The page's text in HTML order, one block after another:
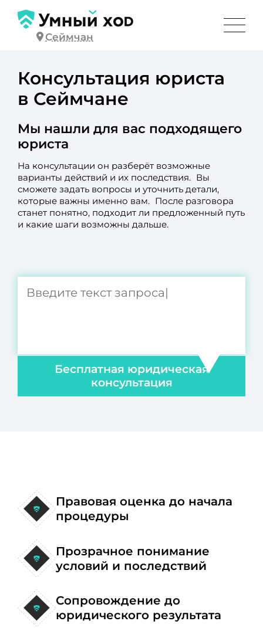
Сеймчан
Консультация юриста
в Сеймчане
Мы нашли для вас подходящего
юриста
На консультации он разберёт возможные
варианты действий и их последствия. Вы
сможете задать вопросы и уточнить детали,
которые важны именно вам. После разговора
станет понятно, подходит ли предложенный путь
и какие шаги возможны дальше.
Бесплатная юридическая
консультация
Правовая оценка до начала
процедуры
Прозрачное понимание
условий и последствий
Сопровождение до
юридического результата